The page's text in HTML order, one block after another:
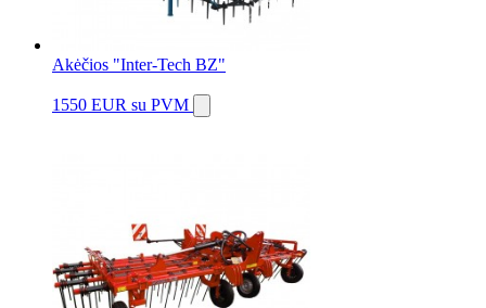
Akėčios "Inter-Tech BZ"
1550 EUR su PVM